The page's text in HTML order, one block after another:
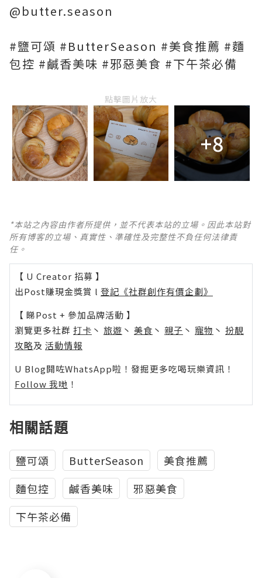
@butter.season
#鹽可頌 #ButterSeason #美食推薦 #麵
包控 #鹹香美味 #邪惡美食 #下午茶必備
點擊圖片放大
+8
*本站之內容由作者所提供，並不代表本站的立場。因此本站對
所有博客的立場、真實性、準確性及完整性不負任何法律責
任。
【 U Creator 招募 】
出Post賺現金獎賞 l 登記《社群創作有價企劃》
【 睇Post + 參加品牌活動 】
瀏覽更多社群 打卡 丶 旅遊 丶 美食 丶 親子 丶 寵物 丶 扮靚
攻略及 活動情報
U Blog開咗WhatsApp啦！發掘更多吃喝玩樂資訊！
Follow 我哋 ！
相關話題
鹽可頌 ButterSeason
美食推薦
麵包控
鹹香美味
邪惡美食
下午茶必備